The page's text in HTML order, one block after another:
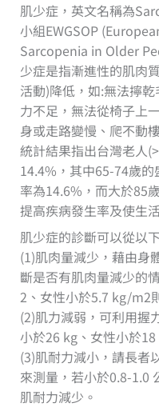
肌少症，英文名稱為
小組EWGSOP
Sarcopenia in Older
少症是指漸進性的肌肉
活動)降低，如:無法擰
力不足，無法從椅子上
身或走路變慢、爬不動
統計結果指出台灣老人
14.4%，其中65-74歲
率為14.6%，而大於85
提高疾病發生率及使生
肌少症的診斷可以從以
(1)肌肉量減少，藉由身
斷是否有肌肉量減少的
2、女性小於5.7 kg/m2
(2)肌力減弱，可利用握
小於26 kg、女性小於
(3)肌耐力減小，請長者
來測量，若小於0.8-1.0
肌耐力減少。